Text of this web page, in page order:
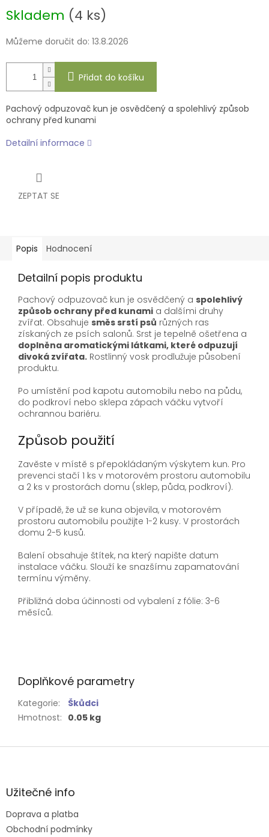
cena:
Skladem (4 ks)
Můžeme doručit do: 13.8.2026
Přidat do košíku
Pachový odpuzovač kun je osvědčený a spolehlivý způsob
ochrany před kunami
Detailní informace
ZEPTAT SE
Popis Hodnocení
Detailní popis produktu
Pachový odpuzovač kun je osvědčený a spolehlivý
způsob ochrany před kunami a dalšími druhy
zvířat. Obsahuje směs srstí psů různých ras
získaných ze psích salonů. Srst je tepelně ošetřena a
doplněna aromatickými látkami, které odpuzují
divoká zvířata. Rostlinný vosk prodlužuje působení
produktu.
Po umístění pod kapotu automobilu nebo na půdu,
do podkroví nebo sklepa zápach váčku vytvoří
ochrannou bariéru.
Způsob použití
Zavěste v místě s přepokládaným výskytem kun. Pro
prevenci stačí 1 ks v motorovém prostoru automobilu
a 2 ks v prostorách domu (sklep, půda, podkroví).
V případě, že už se kuna objevila, v motorovém
prostoru automobilu použijte 1-2 kusy. V prostorách
domu 2-5 kusů.
Balení obsahuje štítek, na který napište datum
instalace váčku. Slouží ke snazšímu zapamatování
termínu výměny.
Přibližná doba účinnosti od vybalení z fólie: 3-6
měsíců.
Doplňkové parametry
Kategorie:
Škůdci
Hmotnost: 0.05 kg
Z
aUžitečné info
Doprava a platba
Obchodní podmínky